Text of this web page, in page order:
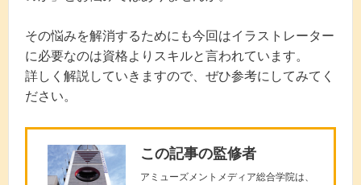
その悩みを解消するためにも今回はイラストレーター
に必要なのは資格よりスキルと言われています。
詳しく解説していきますので、ぜひ参考にしてみてく
ださい。
この記事の監修者
アミューズメントメディア総合学院は、